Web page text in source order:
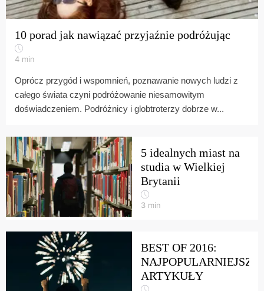
10 porad jak nawiązać przyjaźnie podróżując
4 min
Oprócz przygód i wspomnień, poznawanie nowych ludzi z
całego świata czyni podróżowanie niesamowitym
doświadczeniem. Podróżnicy i globtroterzy dobrze w...
5 idealnych miast na
studia w Wielkiej
Brytanii
3 min
BEST OF 2016:
NAJPOPULARNIEJSZE
ARTYKUŁY